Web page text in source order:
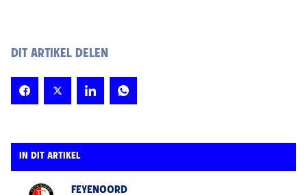
DIT ARTIKEL DELEN
IN DIT ARTIKEL
FEYENOORD